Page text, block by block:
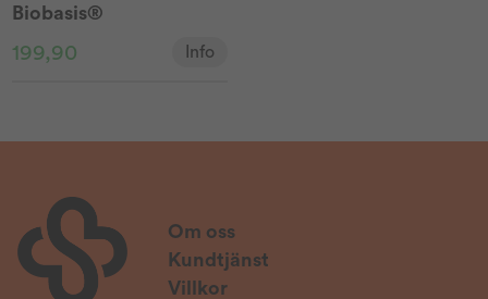
Biobasis®
199,90 Info
Om oss
Kundtjänst
Villkor